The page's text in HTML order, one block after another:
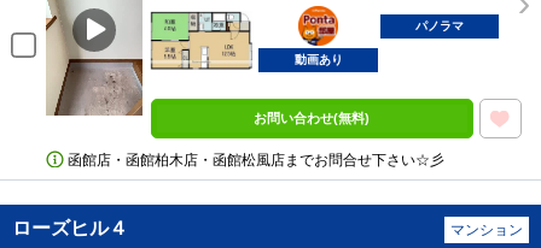
ポンタ
部屋
パノラマ
動画あり
お問い合わせ(無料)
函館店・函館柏木店・函館松風店までお問合せ下さい☆彡
ローズヒル４ マンション